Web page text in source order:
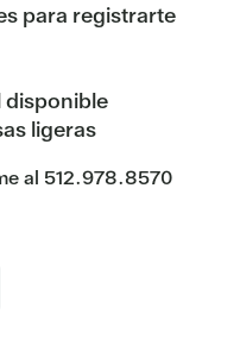
para registrarte
disponible
ligeras
al 512.978.8570